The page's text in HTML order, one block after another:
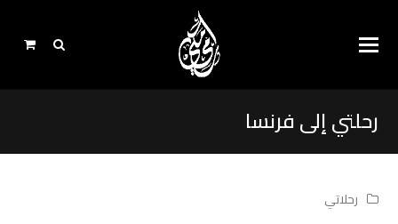
رحلتي إلى فرنسا
رحلاتي